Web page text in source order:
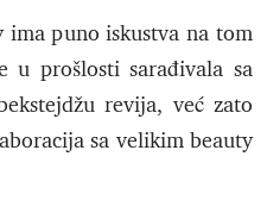
puno iskustva na tom
u prošlosti sarađivala sa
revija, već zato
sa velikim beauty